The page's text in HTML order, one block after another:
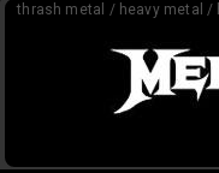
thrash metal / heavy metal /